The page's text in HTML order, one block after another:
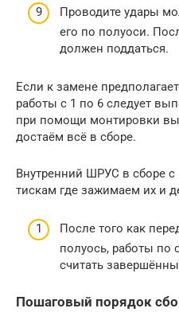
Проводите удары
его по полуоси.
должен поддаться.
Если к замене
работы с 1 по 6 следует
при помощи монтировки
достаём всё в сборе.
Внутренний ШРУС в сборе
тискам где зажимаем их и
После того как
полуось, работы
считать
Пошаговый порядок